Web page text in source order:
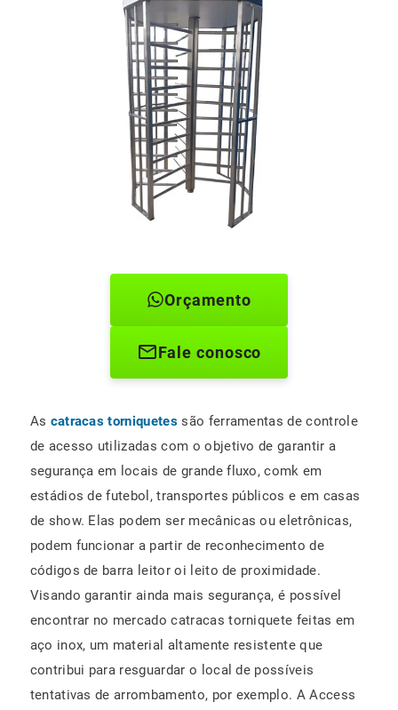
Orçamento
Fale conosco
As catracas torniquetessão ferramentas de controle
de acesso utilizadas com o objetivo de garantir a
segurança em locais de grande fluxo, comk em
estádios de futebol, transportes públicos e em casas
de show. Elas podem ser mecânicas ou eletrônicas,
podem funcionar a partir de reconhecimento de
códigos de barra leitor oi leito de proximidade.
Visando garantir ainda mais segurança, é possível
encontrar no mercado catracas torniquete feitas em
aço inox, um material altamente resistente que
contribui para resguardar o local de possíveis
tentativas de arrombamento, por exemplo. A Access